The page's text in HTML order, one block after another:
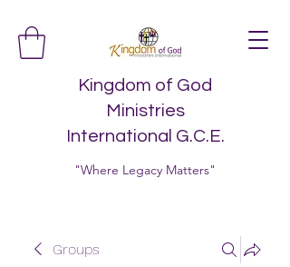
Kingdom of God
Ministries
International G.C.E.
"Where Legacy Matters"
Groups